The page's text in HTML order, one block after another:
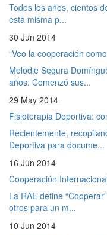
Todos los años, cientos
esta misma p...
30 Jun 2014
“Veo la cooperación
Melodie Segura
años. Comenzó sus...
29 May 2014
Fisioterapia Deportiva:
Recientemente,
Deportiva para docume...
16 Jun 2014
Cooperación
La RAE define
otros para un m...
10 Jun 2014